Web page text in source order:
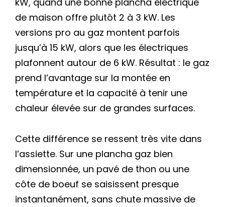
de maison offre plutôt 2 à 3 kW. Les
versions pro au gaz montent parfois
jusqu’à 15 kW, alors que les électriques
plafonnent autour de 6 kW. Résultat : le gaz
prend l’avantage sur la montée en
température et la capacité à tenir une
chaleur élevée sur de grandes surfaces.
Cette différence se ressent très vite dans
l’assiette. Sur une plancha gaz bien
dimensionnée, un pavé de thon ou une
côte de boeuf se saisissent presque
instantanément, sans chute massive de